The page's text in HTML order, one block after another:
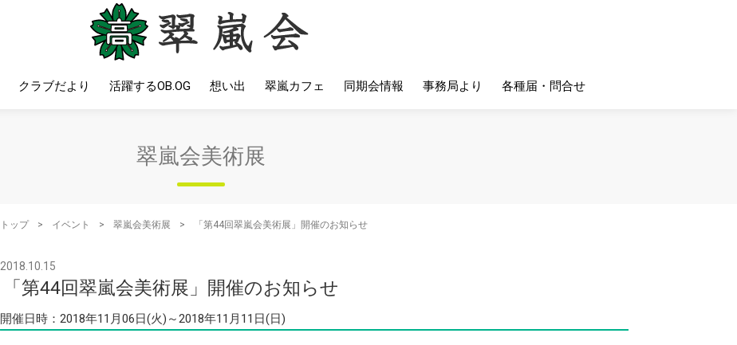
クラブだより 活躍するOB.OG 想い出 翠嵐カフェ 同期会情報 事務局より 各種届・問合せ
翠嵐会美術展
トップ > イベント > 翠嵐会美術展 > 「第44回翠嵐会美術展」開催のお知らせ
2018.10.15
「第44回翠嵐会美術展」開催のお知らせ
開催日時：2018年11月06日(火)～2018年11月11日(日)